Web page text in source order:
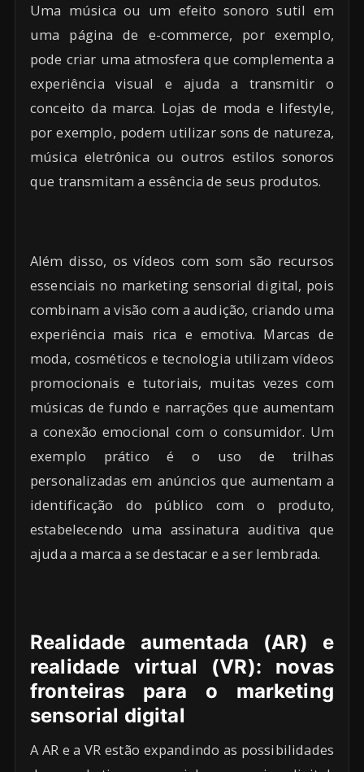
Uma música ou um efeito sonoro sutil em
uma página de e-commerce, por exemplo,
pode criar uma atmosfera que complementa a
experiência visual e ajuda a transmitir o
conceito da marca. Lojas de moda e lifestyle,
por exemplo, podem utilizar sons de natureza,
música eletrônica ou outros estilos sonoros
que transmitam a essência de seus produtos.
Além disso, os vídeos com som são recursos
essenciais no marketing sensorial digital, pois
combinam a visão com a audição, criando uma
experiência mais rica e emotiva. Marcas de
moda, cosméticos e tecnologia utilizam vídeos
promocionais e tutoriais, muitas vezes com
músicas de fundo e narrações que aumentam
a conexão emocional com o consumidor. Um
exemplo prático é o uso de trilhas
personalizadas em anúncios que aumentam a
identificação do público com o produto,
estabelecendo uma assinatura auditiva que
ajuda a marca a se destacar e a ser lembrada.
Realidade aumentada (AR) e
realidade virtual (VR): novas
fronteiras para o marketing
sensorial digital
A AR e a VR estão expandindo as possibilidades